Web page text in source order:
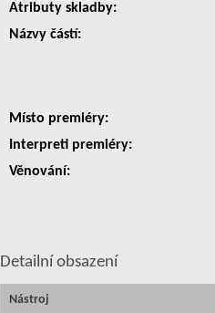
Atributy skladby:
Názvy částí:
Místo premiéry:
Interpreti premiéry:
Věnování:
Detailní obsazení
Nástroj